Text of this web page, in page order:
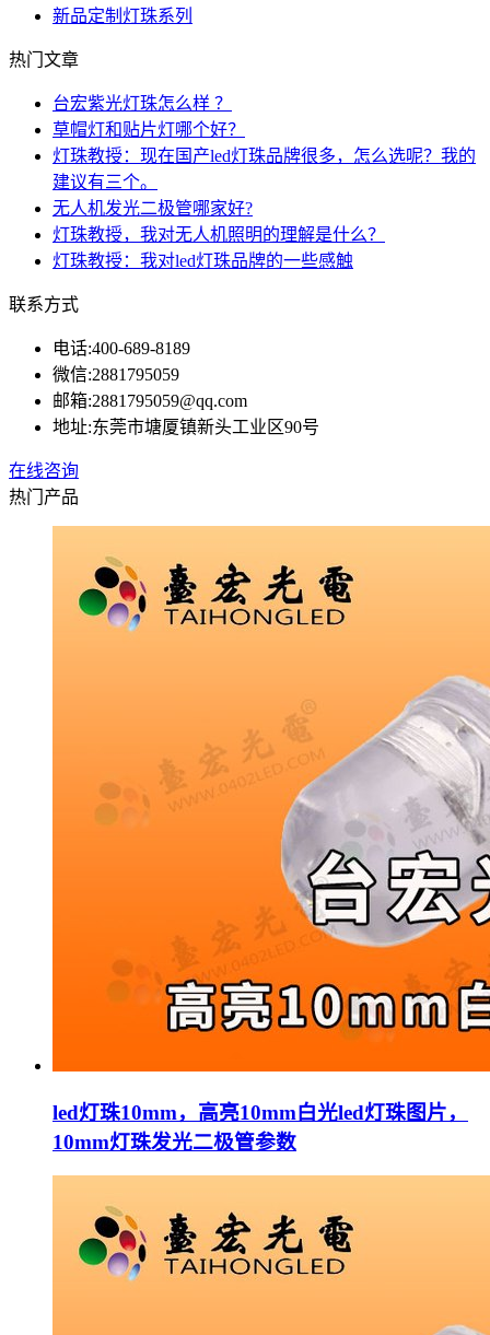
新品定制灯珠系列
热门文章
台宏紫光灯珠怎么样 ？
草帽灯和贴片灯哪个好？
灯珠教授：现在国产led灯珠品牌很多，怎么选呢？我的
建议有三个。
无人机发光二极管哪家好?
灯珠教授，我对无人机照明的理解是什么？
灯珠教授：我对led灯珠品牌的一些感触
联系方式
电话:400-689-8189
微信:2881795059
邮箱:2881795059@qq.com
地址:东莞市塘厦镇新头工业区90号
在线咨询
热门产品
led灯珠10mm，高亮10mm白光led灯珠图片，
10mm灯珠发光二极管参数